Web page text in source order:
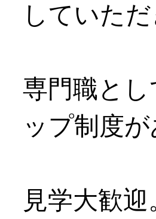
していた
専門職と
ップ制度
見学大歓迎